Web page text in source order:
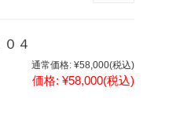
４
通常価格: ¥58,000(税込)
価格: ¥58,000(税込)